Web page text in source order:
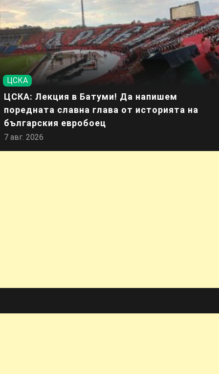
ЦСКА
ЦСКА: Лекция в Батуми! Да напишем
поредната славна глава от историята на
българския евробоец
7 авг. 2026